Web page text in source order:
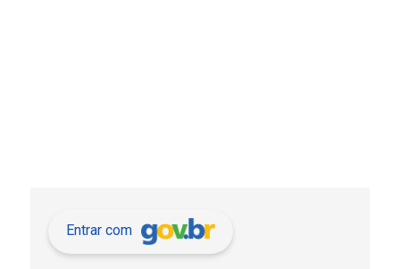
Entrar com